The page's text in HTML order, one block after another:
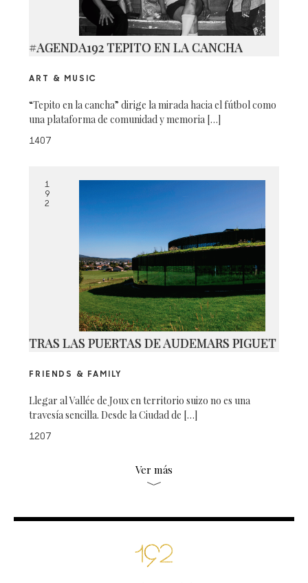
#AGENDA192 TEPITO EN LA CANCHA
ART & MUSIC
“Tepito en la cancha” dirige la mirada hacia el fútbol como
una plataforma de comunidad y memoria […]
1407
1
9
2
TRAS LAS PUERTAS DE AUDEMARS PIGUET
FRIENDS & FAMILY
Llegar al Vallée de Joux en territorio suizo no es una
travesía sencilla. Desde la Ciudad de […]
1207
Ver más